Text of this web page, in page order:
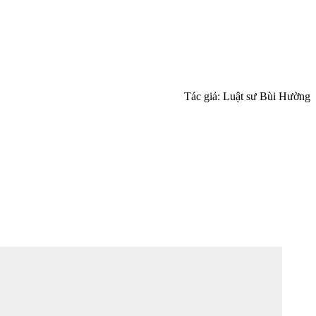
Tác giả: Luật sư Bùi Hường